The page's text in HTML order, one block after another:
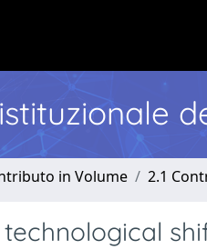
in Volume 2.1